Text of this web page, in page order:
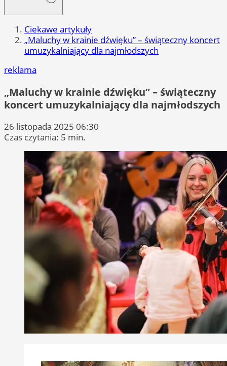
Ciekawe artykuły
„Maluchy w krainie dźwięku” – świąteczny koncert
umuzykalniający dla najmłodszych
reklama
„Maluchy w krainie dźwięku” – świąteczny
koncert umuzykalniający dla najmłodszych
26 listopada 2025 06:30
Czas czytania: 5 min.